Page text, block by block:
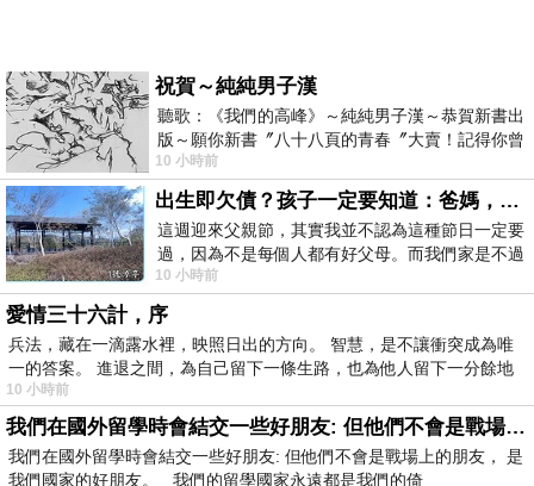
祝賀～純純男子漢
聽歌：《我們的高峰》～純純男子漢～恭賀新書出
版～願你新書〞八十八頁的青春〞大賣！記得你曾
經在我的版留言…「好讚的圖^^感覺大家
10 小時前
出生即欠債？孩子一定要知道：爸媽，其實我不欠你們
這週迎來父親節，其實我並不認為這種節日一定要
過，因為不是每個人都有好父母。而我們家是不過
節的，平時也沒什麼儀式感，生活趨近冷
10 小時前
愛情三十六計，序
兵法，藏在一滴露水裡，映照日出的方向。 智慧，是不讓衝突成為唯
一的答案。 進退之間，為自己留下一條生路，也為他人留下一分餘地
10 小時前
我們在國外留學時會結交一些好朋友: 但他們不會是戰場上的朋友
我們在國外留學時會結交一些好朋友: 但他們不會是戰場上的朋友， 是
我們國家的好朋友。 我們的留學國家永遠都是我們的倚